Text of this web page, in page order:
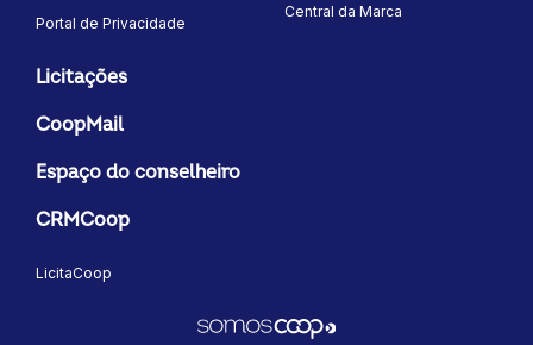
Portal de Privacidade
Central da Marca
Licitações
CoopMail
Espaço do conselheiro
CRMCoop
LicitaCoop